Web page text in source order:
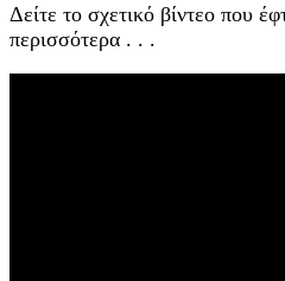
Δείτε το σχετικό βίντεο που
περισσότερα . . .